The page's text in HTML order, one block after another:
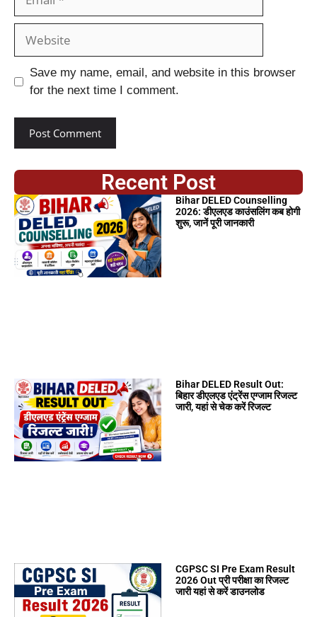
Save my name, email, and website in this browser
for the next time I comment.
Recent Post
Bihar DELED Counselling
2026: डीएलएड काउंसलिंग कब होगी
शुरू, जानें पूरी जानकारी
Bihar DELED Result Out:
बिहार डीएलएड एंट्रेंस एग्जाम रिजल्ट
जारी, यहां से चेक करें रिजल्ट
CGPSC SI Pre Exam Result
2026 Out प्री परीक्षा का रिजल्ट
जारी यहां से करें डाउनलोड